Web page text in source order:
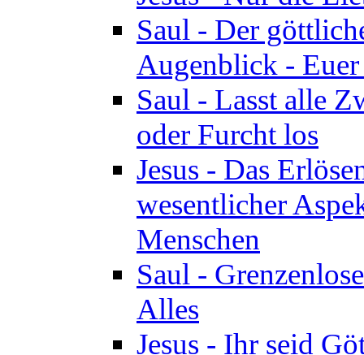
Saul - Der
Augenblick -
Saul - Lasst alle
oder Furcht los
Jesus - Das
wesentlicher
Menschen
Saul -
Alles
Jesus - Ihr seid